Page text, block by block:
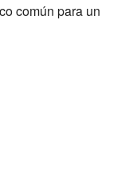
común para un